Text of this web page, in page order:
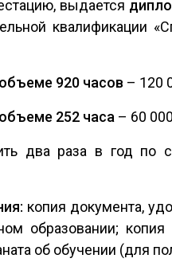
выдается
квалификации
920 часов – 120
252 часа – 60
два раза в год по
копия документа,
образовании;
об обучении (для